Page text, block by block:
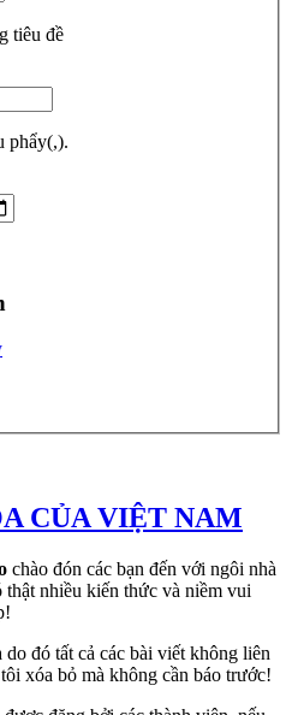
tiêu đề
phẩy(,).
CỦA VIỆT NAM
chào đón các bạn đến với ngôi nhà
thật nhiều kiến thức và niềm vui
đó tất cả các bài viết không liên
xóa bỏ mà không cần báo trước!